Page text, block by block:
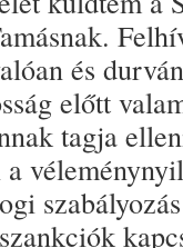
és
előtt
tagja